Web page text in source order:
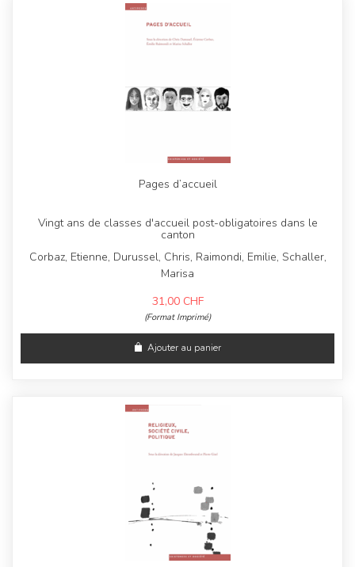
Pages d’accueil
Vingt ans de classes d'accueil post-obligatoires dans le
canton
Corbaz, Etienne, Durussel, Chris, Raimondi, Emilie, Schaller,
Marisa
31,00 CHF
(Format Imprimé)
Ajouter au panier